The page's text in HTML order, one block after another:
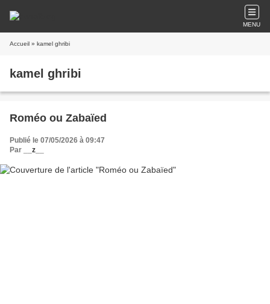
MENU
Accueil » kamel ghribi
kamel ghribi
Roméo ou Zabaïed
Publié le 07/05/2026 à 09:47
Par
__z__